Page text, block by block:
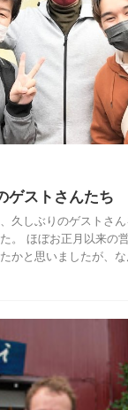
ゲストさんたち
久しぶりのゲストさ
。 ほぼお正月以来の
かと思いましたが、